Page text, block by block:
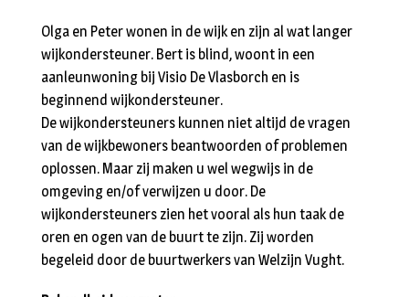
Olga en Peter wonen in de wijk en zijn al wat langer
wijkondersteuner. Bert is blind, woont in een
aanleunwoning bij Visio De Vlasborch en is
beginnend wijkondersteuner.
De wijkondersteuners kunnen niet altijd de vragen
van de wijkbewoners beantwoorden of problemen
oplossen. Maar zij maken u wel wegwijs in de
omgeving en/of verwijzen u door. De
wijkondersteuners zien het vooral als hun taak de
oren en ogen van de buurt te zijn. Zij worden
begeleid door de buurtwerkers van Welzijn Vught.